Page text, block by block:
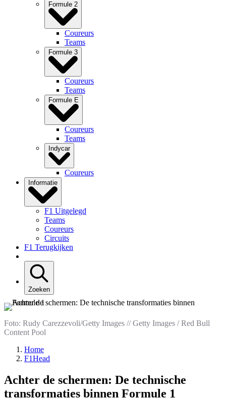
Formule 2
Coureurs
Teams
Formule 3
Coureurs
Teams
Formule E
Coureurs
Teams
Indycar
Coureurs
Informatie
F1 Uitgelegd
Teams
Coureurs
Circuits
F1 Terugkijken
Zoeken
Foto: Rudy Carezzevoli/Getty Images // Getty Images / Red Bull
Content Pool
Home
F1Head
Achter de schermen: De technische
transformaties binnen Formule 1